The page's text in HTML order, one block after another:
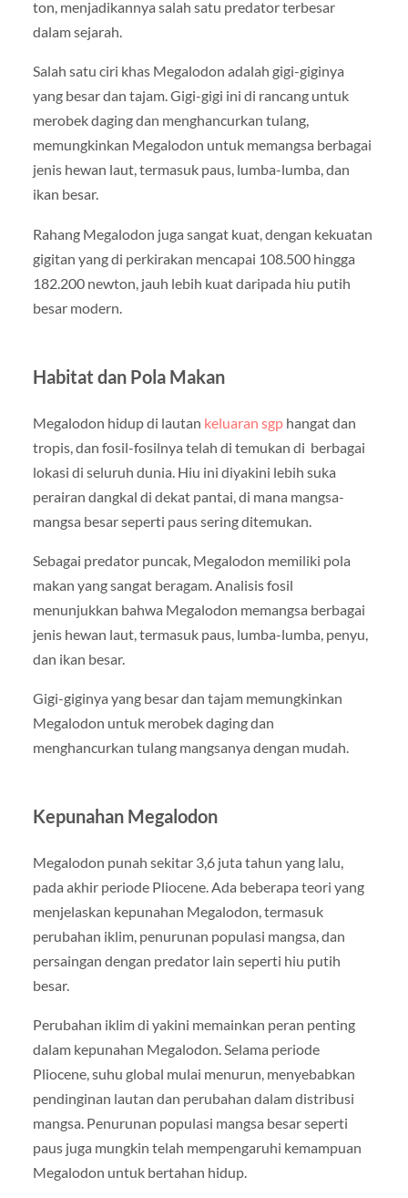
ton, menjadikannya salah satu predator terbesar
dalam sejarah.
Salah satu ciri khas Megalodon adalah gigi-giginya
yang besar dan tajam. Gigi-gigi ini di rancang untuk
merobek daging dan menghancurkan tulang,
memungkinkan Megalodon untuk memangsa berbagai
jenis hewan laut, termasuk paus, lumba-lumba, dan
ikan besar.
Rahang Megalodon juga sangat kuat, dengan kekuatan
gigitan yang di perkirakan mencapai 108.500 hingga
182.200 newton, jauh lebih kuat daripada hiu putih
besar modern.
Habitat dan Pola Makan
Megalodon hidup di lautan keluaran sgphangat dan
tropis, dan fosil-fosilnya telah di temukan di berbagai
lokasi di seluruh dunia. Hiu ini diyakini lebih suka
perairan dangkal di dekat pantai, di mana mangsa-
mangsa besar seperti paus sering ditemukan.
Sebagai predator puncak, Megalodon memiliki pola
makan yang sangat beragam. Analisis fosil
menunjukkan bahwa Megalodon memangsa berbagai
jenis hewan laut, termasuk paus, lumba-lumba, penyu,
dan ikan besar.
Gigi-giginya yang besar dan tajam memungkinkan
Megalodon untuk merobek daging dan
menghancurkan tulang mangsanya dengan mudah.
Kepunahan Megalodon
Megalodon punah sekitar 3,6 juta tahun yang lalu,
pada akhir periode Pliocene. Ada beberapa teori yang
menjelaskan kepunahan Megalodon, termasuk
perubahan iklim, penurunan populasi mangsa, dan
persaingan dengan predator lain seperti hiu putih
besar.
Perubahan iklim di yakini memainkan peran penting
dalam kepunahan Megalodon. Selama periode
Pliocene, suhu global mulai menurun, menyebabkan
pendinginan lautan dan perubahan dalam distribusi
mangsa. Penurunan populasi mangsa besar seperti
paus juga mungkin telah mempengaruhi kemampuan
Megalodon untuk bertahan hidup.